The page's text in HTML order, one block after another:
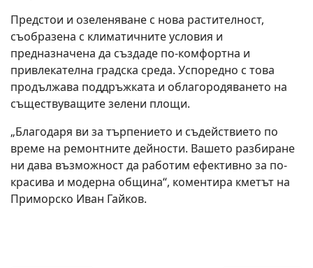
Предстои и озеленяване с нова растителност,
съобразена с климатичните условия и
предназначена да създаде по-комфортна и
привлекателна градска среда. Успоредно с това
продължава поддръжката и облагородяването на
съществуващите зелени площи.
„Благодаря ви за търпението и съдействието по
време на ремонтните дейности. Вашето разбиране
ни дава възможност да работим ефективно за по-
красива и модерна община“, коментира кметът на
Приморско Иван Гайков.